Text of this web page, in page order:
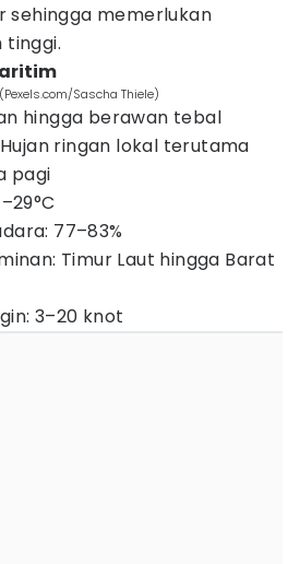
sehingga memerlukan
tinggi.
Sascha Thiele)
hingga berawan tebal
ringan lokal terutama
pagi
77–83%
Timur Laut hingga Barat
3–20 knot